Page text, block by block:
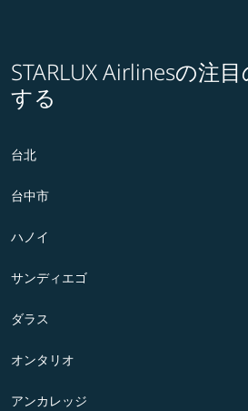
STARLUX Airlinesの注
する
台北
台中市
ハノイ
サンディエゴ
ダラス
オンタリオ
アンカレッジ